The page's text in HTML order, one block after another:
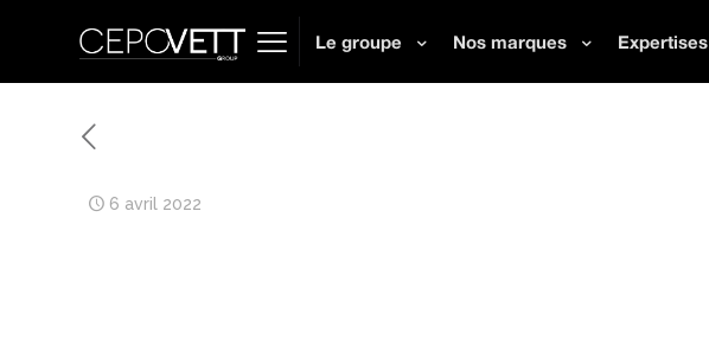
Le groupe Nos marques Expertises
6 avril 2022